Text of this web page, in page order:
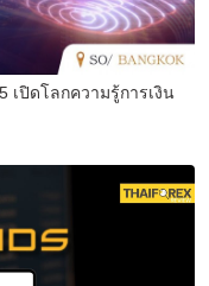
เปิดโลกความรู้การเงิน